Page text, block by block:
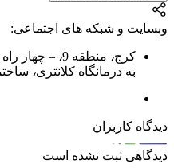
وبسایت و شبکه های اجتماعی:
کرج، منطقه 9 ، – چهار
به درمانگاه کلانتری،
دیدگاه کاربران
دیدگاهی ثبت نشده است